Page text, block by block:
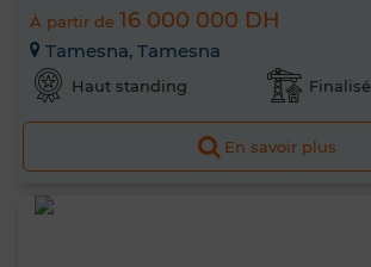
À partir de 16 000 000 DH
Tamesna, Tamesna
Haut standing Finalisé
En savoir plus